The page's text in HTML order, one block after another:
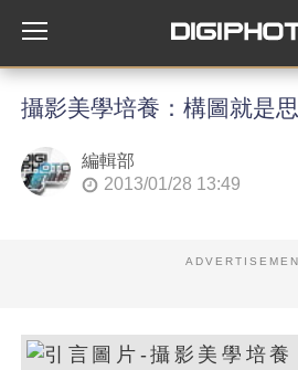
攝影美學培養：構圖就是
編輯部
2013/01/28 13:49